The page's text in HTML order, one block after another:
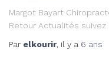
Margot Bayart
Retour Actualités
Par elkourir, il y a 6 ans